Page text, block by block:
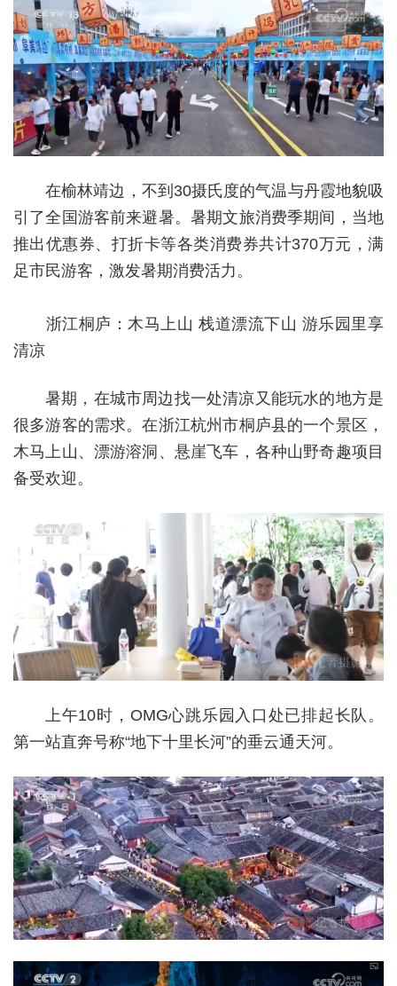
在榆林靖边，不到30摄氏度的气温与丹霞地貌吸
引了全国游客前来避暑。暑期文旅消费季期间，当地
推出优惠券、打折卡等各类消费券共计370万元，满
足市民游客，激发暑期消费活力。
浙江桐庐：木马上山 栈道漂流下山 游乐园里享
清凉
暑期，在城市周边找一处清凉又能玩水的地方是
很多游客的需求。在浙江杭州市桐庐县的一个景区，
木马上山、漂游溶洞、悬崖飞车，各种山野奇趣项目
备受欢迎。
上午10时，OMG心跳乐园入口处已排起长队。
第一站直奔号称“地下十里长河”的垂云通天河。